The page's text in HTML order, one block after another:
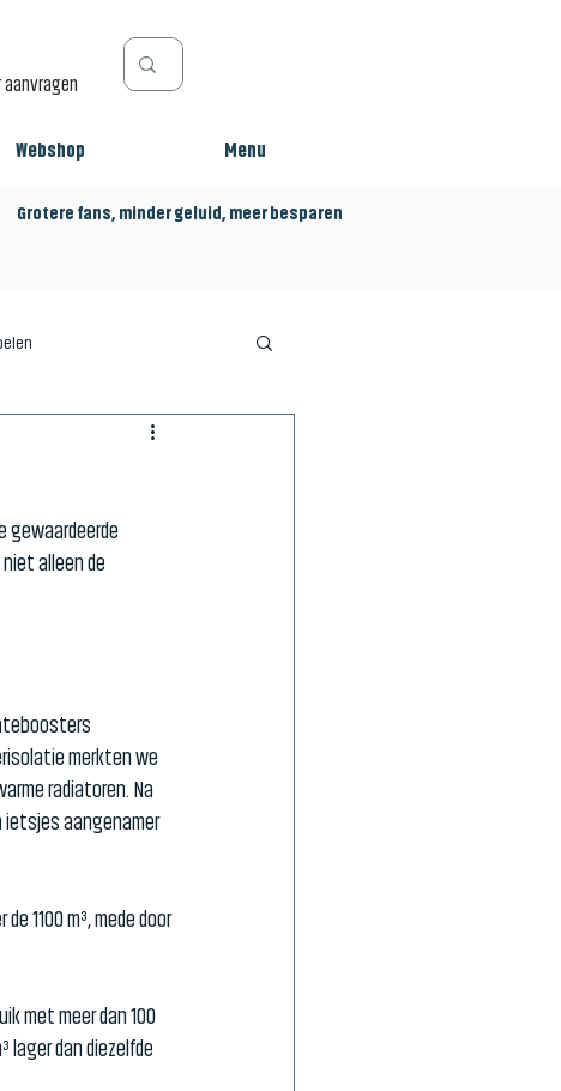
Webshop Menu
fans, minder geluid, meer besparen
gewaardeerde
alleen de
merkten we
radiatoren. Na
ietsjes aangenamer
1100 m³, mede door
met meer dan 100
lager dan diezelfde